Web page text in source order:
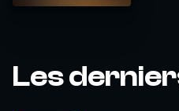
Les